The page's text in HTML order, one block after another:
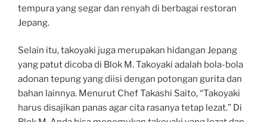
tempura yang segar dan renyah di berbagai restoran
Jepang.
Selain itu, takoyaki juga merupakan hidangan Jepang
yang patut dicoba di Blok M. Takoyaki adalah bola-bola
adonan tepung yang diisi dengan potongan gurita dan
bahan lainnya. Menurut Chef Takashi Saito, “Takoyaki
harus disajikan panas agar cita rasanya tetap lezat.” Di